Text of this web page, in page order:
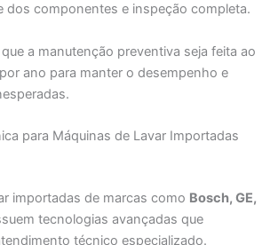
dos componentes e inspeção completa.
a manutenção preventiva seja feita ao
ano para manter o desempenho e
para Máquinas de Lavar Importadas
importadas de marcas como Bosch, GE,
tecnologias avançadas que
técnico especializado.